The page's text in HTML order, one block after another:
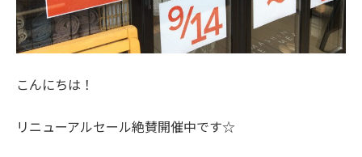
こんにちは！
リニューアルセール絶賛開催中です☆